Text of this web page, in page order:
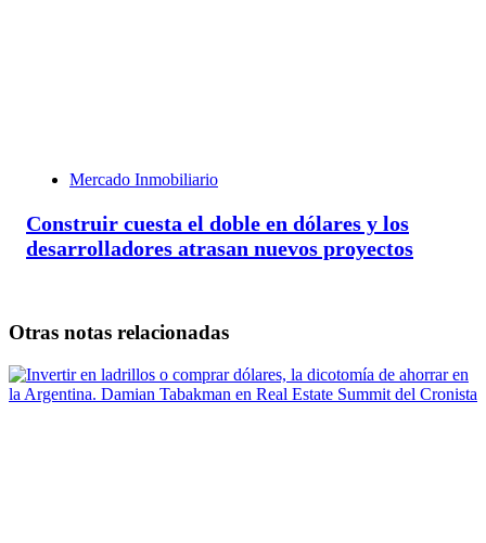
Mercado Inmobiliario
Construir cuesta el doble en dólares y los
desarrolladores atrasan nuevos proyectos
Otras notas relacionadas